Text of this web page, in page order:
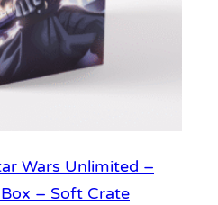
Wars Unlimited –
– Soft Crate